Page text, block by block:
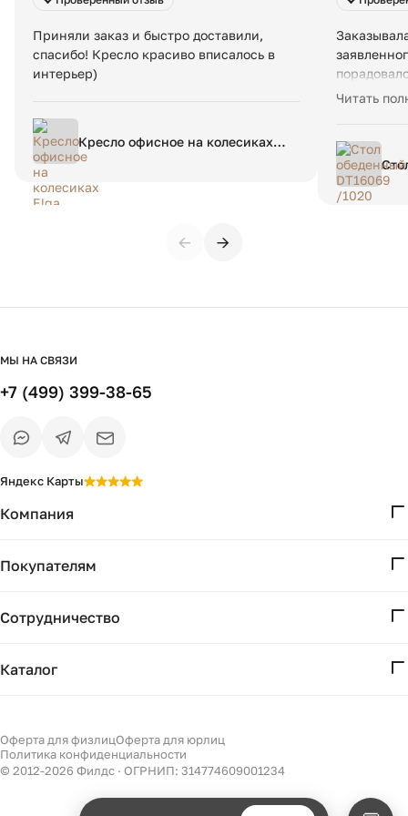
Приняли заказ и быстро доставили,
спасибо! Кресло красиво вписалось в
интерьер)
Кресло офисное на колесиках
Elga единый размер бежевый
картинке -
Читать
← →
Компания
Проекты
Покупателям
Доставка и оплата
Сотрудничество
Бизнесу
Филдс в Дзене ↗
Каталог
Светильники
Декор
МЫ НА СВЯЗИ
+7 (499) 399-38-65
Яндекс Карты
© 2012-2026 Филдс · ОГРНИП: 314774609001234
Оферта для физлицОферта для юрлиц
Политика конфиденциальности
и дальнейшие шаги